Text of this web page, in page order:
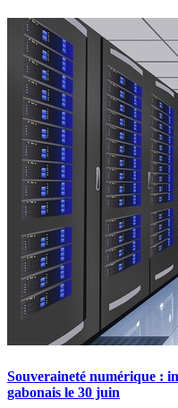
Souveraineté numérique :
gabonais le 30 juin